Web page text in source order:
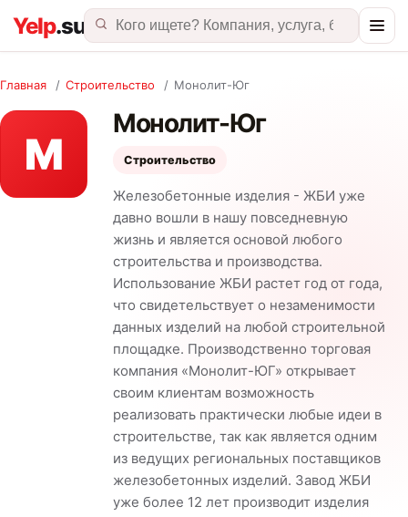
Главная / Строительство / Монолит-Юг
М
Монолит-Юг
Строительство
Железобетонные изделия - ЖБИ уже
давно вошли в нашу повседневную
жизнь и является основой любого
строительства и производства.
Использование ЖБИ растет год от года,
что свидетельствует о незаменимости
данных изделий на любой строительной
площадке. Производственно торговая
компания «Монолит-ЮГ» открывает
своим клиентам возможность
реализовать практически любые идеи в
строительстве, так как является одним
из ведущих региональных поставщиков
железобетонных изделий. Завод ЖБИ
уже более 12 лет производит изделия